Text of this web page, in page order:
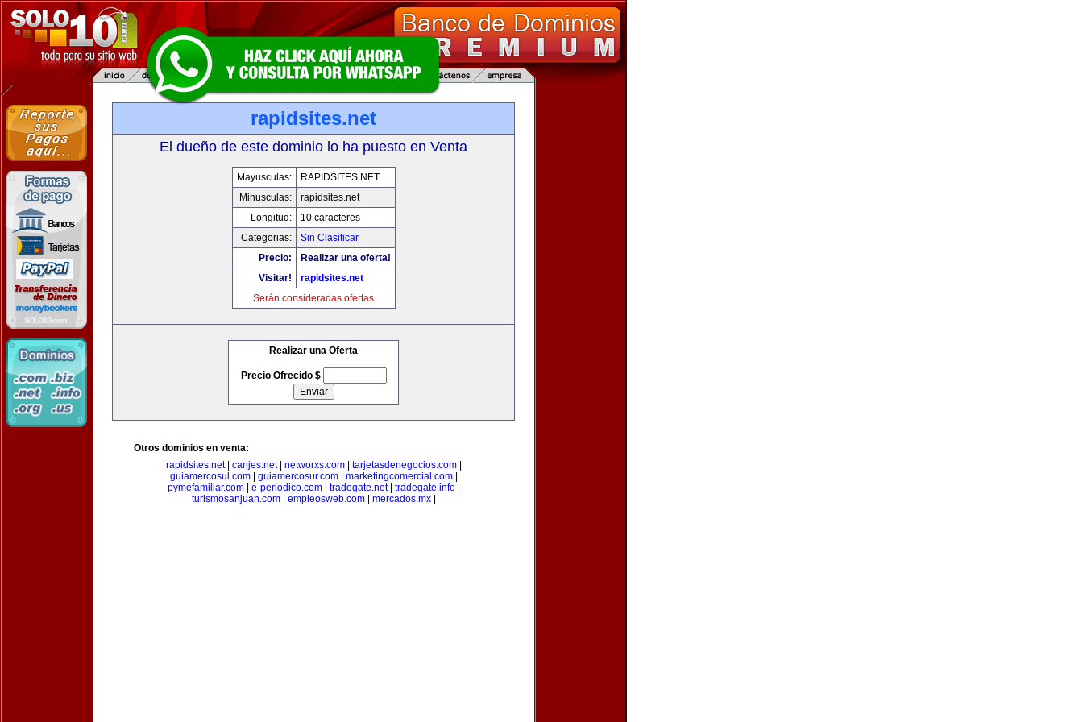
rapidsites.net
El dueño de este dominio lo ha puesto en Venta
Mayusculas:
RAPIDSITES.NET
Minusculas:
rapidsites.net
Longitud:
10 caracteres
Categorias:
Sin Clasificar
Precio:
Realizar una oferta!
Visitar!
rapidsites.net
Serán consideradas ofertas
Realizar una Oferta
Precio Ofrecido $
Otros dominios en venta:
rapidsites.net| canjes.net| networxs.com| tarjetasdenegocios.com|
guiamercosul.com| guiamercosur.com| marketingcomercial.com|
pymefamiliar.com| e-periodico.com| tradegate.net| tradegate.info|
turismosanjuan.com| empleosweb.com| mercados.mx|